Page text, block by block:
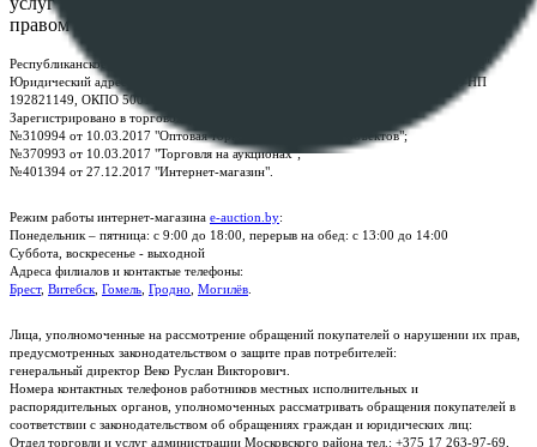
правом
Республиканское унитарное предприятие по оказанию услуг "БелЮрОбеспечение"
Юридический адрес: г. Минск, пр-т. Дзержинского, 1Б, e-mail:
, УНП
192821149, ОКПО 500111895000
Зарегистрировано в торговом реестре Республики Беларусь:
№310994 от 10.03.2017 "Оптовая торговля без торговых объектов";
№370993 от 10.03.2017 "Торговля на аукционах";
№401394 от 27.12.2017 "Интернет-магазин".
Режим работы интернет-магазина e-auction.by:
Понедельник – пятница: с 9:00 до 18:00, перерыв на обед: с 13:00 до 14:00
Суббота, воскресенье - выходной
Адреса филиалов и контактые телефоны:
Брест, Витебск Гомель Гродно Могилёв
Лица, уполномоченные на рассмотрение обращений покупателей о нарушении их прав,
предусмотренных законодательством о защите прав потребителей:
генеральный директор Веко Руслан Викторович.
Номера контактных телефонов работников местных исполнительных и
распорядительных органов, уполномоченных рассматривать обращения покупателей в
соответствии с законодательством об обращениях граждан и юридических лиц:
Отдел торговли и услуг администрации Московского района тел.: +375 17 263-97-69,